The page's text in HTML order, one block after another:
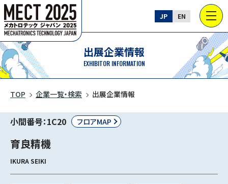
JP EN
出展企業情報
EXHIBITOR INFORMATION
TOP 企業一覧・検索 出展企業情報
小間番号：1C20 フロアMAP
育良精機
IKURA SEIKI